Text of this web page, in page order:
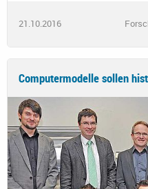
21.10.2016
Computermodelle sollen